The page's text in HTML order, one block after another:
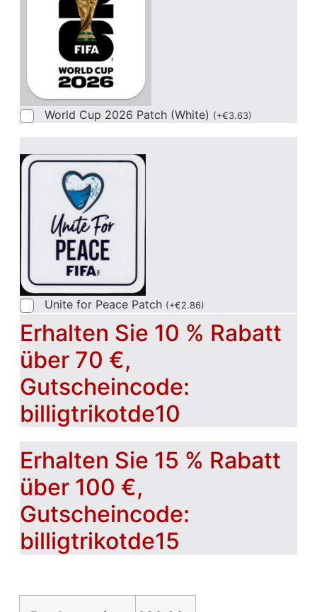
World Cup 2026 Patch (White) (+€3.63)
Unite for Peace Patch (+€2.86)
Erhalten Sie 10 % Rabatt
über 70 €,
Gutscheincode:
billigtrikotde10
Erhalten Sie 15 % Rabatt
über 100 €,
Gutscheincode:
billigtrikotde15